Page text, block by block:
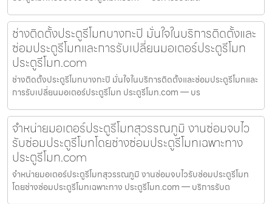
ช่างติดตั้งประตูรีโมทบางกะปิ มั่นใจในบริการติดตั้งและ
ซ่อมประตูรีโมทและการรับเปลี่ยนมอเตอร์ประตูรีโมท
ประตูรีโมท.com
ช่างติดตั้งประตูรีโมทบางกะปิ มั่นใจในบริการติดตั้งและซ่อมประตูรีโมทและ
การรับเปลี่ยนมอเตอร์ประตูรีโมท ประตูรีโมท.com — บร
จำหน่ายมอเตอร์ประตูรีโมทสุวรรณภูมิ งานซ่อมจบไว
รับซ่อมประตูรีโมทโดยช่างซ่อมประตูรีโมทเฉพาะทาง
ประตูรีโมท.com
จำหน่ายมอเตอร์ประตูรีโมทสุวรรณภูมิ งานซ่อมจบไวรับซ่อมประตูรีโมท
โดยช่างซ่อมประตูรีโมทเฉพาะทาง ประตูรีโมท.com — บริการรับต